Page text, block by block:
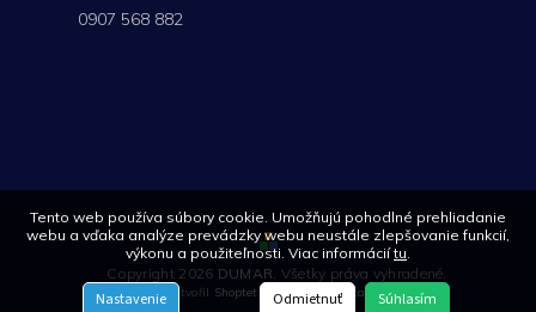
Tento web používa súbory cookie. Umožňujú pohodlné prehliadanie
webu a vďaka analýze prevádzky webu neustále zlepšovanie funkcií,
výkonu a použiteľnosti. Viac informáciítu.
Nastavenie Odmietnuť Súhlasím
0907 568 882
Copyright 2026 DUMAR . Všetky práva vyhradené.
Vytvořil Shoptet | Design Shoptetak.cz
568